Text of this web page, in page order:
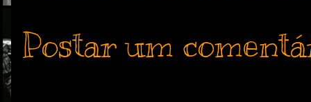
Postar um